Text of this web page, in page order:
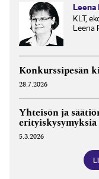
Leena
KLT,
Leena
Konkurssipesän
28.7.2026
Yhteisön ja
erityiskysymyksiä
5.3.2026